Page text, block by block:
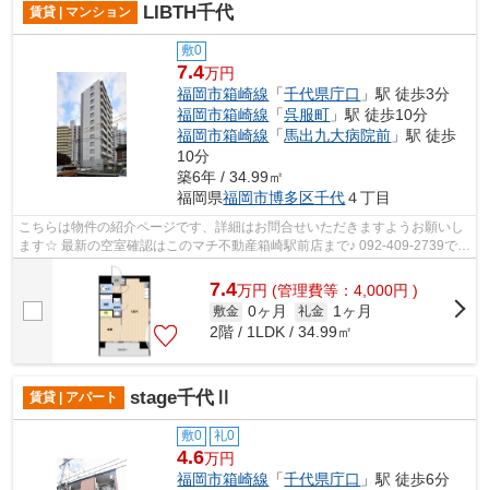
賃貸 | マンション LIBTH千代
敷0
7.4万円
福岡市箱崎線 「千代県庁口 」駅 徒歩3分
福岡市箱崎線 「呉服町 」駅 徒歩10分
福岡市箱崎線 「馬出九大病院前 」駅 徒歩
10分
築6年 / 34.99㎡
福岡県福岡市博多区千代４丁目
こちらは物件の紹介ページです、詳細はお問合せいただきますようお願いし
ます☆ 最新の空室確認はこのマチ不動産箱崎駅前店まで♪ 092-409-2739で
す！迅速に対応致します！！！！！♪
7.4万円 (管理費等：4,000円 )
敷金 0ヶ月 礼金
1ヶ月
2階 / 1LDK / 34.99㎡
賃貸 | アパート stage千代Ⅱ
敷0 礼0
4.6万円
福岡市箱崎線 「千代県庁口 」駅 徒歩6分